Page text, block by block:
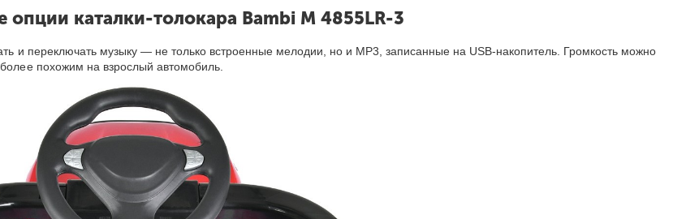
опции каталки-толокара Bambi M 4855LR-3
и переключать музыку — не только встроенные мелодии, но и MP3, записанные на USB-накопитель. Громкость можно
похожим на взрослый автомобиль.